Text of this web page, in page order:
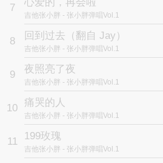
7
吉他张小胖 - 张小胖弹唱Vol.1
8 回到过去（翻自 Jay）
吉他张小胖 - 张小胖弹唱Vol.1
9 夜照亮了夜
吉他张小胖 - 张小胖弹唱Vol.1
10 痛哭的人
吉他张小胖 - 张小胖弹唱Vol.1
11 199玫瑰
吉他张小胖 - 张小胖弹唱Vol.1